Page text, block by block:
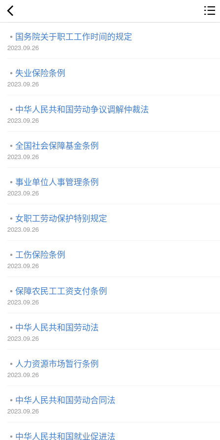
国务院关于职工工作时间的规定
2023.09.26
失业保险条例
2023.09.26
中华人民共和国劳动争议调解仲裁法
2023.09.26
全国社会保障基金条例
2023.09.26
事业单位人事管理条例
2023.09.26
女职工劳动保护特别规定
2023.09.26
工伤保险条例
2023.09.26
保障农民工工资支付条例
2023.09.26
中华人民共和国劳动法
2023.09.26
人力资源市场暂行条例
2023.09.26
中华人民共和国劳动合同法
2023.09.26
中华人民共和国就业促进法